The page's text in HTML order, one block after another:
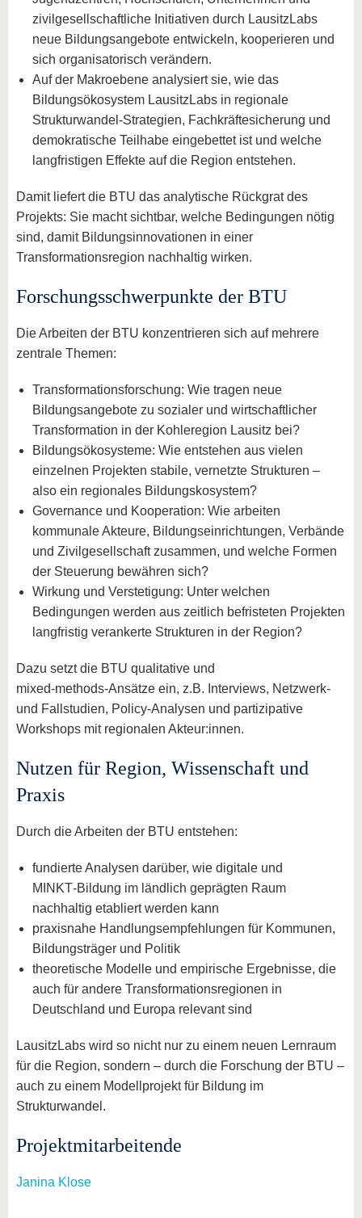
zivilgesellschaftliche Initiativen durch LausitzLabs
neue Bildungsangebote entwickeln, kooperieren und
sich organisatorisch verändern.
Auf der Makroebene analysiert sie, wie das
Bildungsökosystem LausitzLabs in regionale
Strukturwandel‑Strategien, Fachkräftesicherung und
demokratische Teilhabe eingebettet ist und welche
langfristigen Effekte auf die Region entstehen.
Damit liefert die BTU das analytische Rückgrat des
Projekts: Sie macht sichtbar, welche Bedingungen nötig
sind, damit Bildungsinnovationen in einer
Transformationsregion nachhaltig wirken.
Forschungsschwerpunkte der BTU
Die Arbeiten der BTU konzentrieren sich auf mehrere
zentrale Themen:
Transformationsforschung: Wie tragen neue
Bildungsangebote zu sozialer und wirtschaftlicher
Transformation in der Kohleregion Lausitz bei?
Bildungsökosysteme: Wie entstehen aus vielen
einzelnen Projekten stabile, vernetzte Strukturen –
also ein regionales Bildungskosystem?
Governance und Kooperation: Wie arbeiten
kommunale Akteure, Bildungseinrichtungen, Verbände
und Zivilgesellschaft zusammen, und welche Formen
der Steuerung bewähren sich?
Wirkung und Verstetigung: Unter welchen
Bedingungen werden aus zeitlich befristeten Projekten
langfristig verankerte Strukturen in der Region?
Dazu setzt die BTU qualitative und
mixed‑methods‑Ansätze ein, z.B. Interviews, Netzwerk‑
und Fallstudien, Policy‑Analysen und partizipative
Workshops mit regionalen Akteur:innen.
Nutzen für Region, Wissenschaft und
Praxis
Durch die Arbeiten der BTU entstehen:
fundierte Analysen darüber, wie digitale und
MINKT‑Bildung im ländlich geprägten Raum
nachhaltig etabliert werden kann
praxisnahe Handlungsempfehlungen für Kommunen,
Bildungsträger und Politik
theoretische Modelle und empirische Ergebnisse, die
auch für andere Transformationsregionen in
Deutschland und Europa relevant sind
LausitzLabs wird so nicht nur zu einem neuen Lernraum
für die Region, sondern – durch die Forschung der BTU –
auch zu einem Modellprojekt für Bildung im
Strukturwandel.
Projektmitarbeitende
Janina Klose